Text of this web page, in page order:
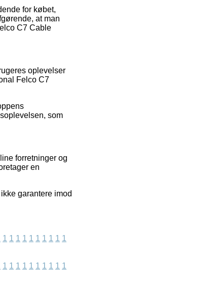
for købet,
at man
C7 Cable
oplevelser
Felco C7
som
forretninger og
en
garantere imod
1 1 1 1 1 1 1 1 1 1
1 1 1 1 1 1 1 1 1 1